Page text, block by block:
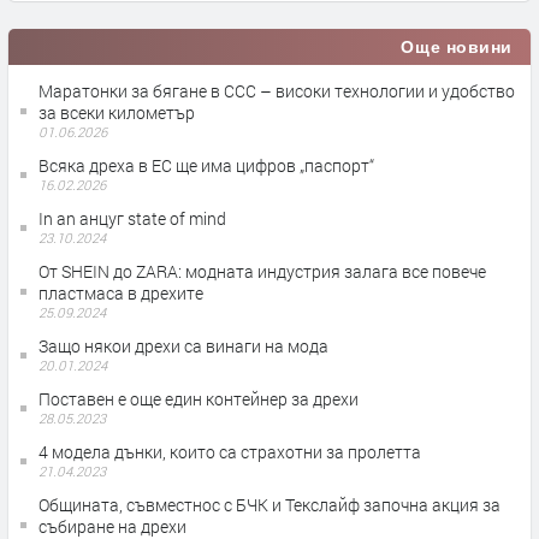
Още новини
Маратонки за бягане в CCC – високи технологии и удобство
за всеки километър
01.06.2026
Всяка дреха в ЕС ще има цифров „паспорт“
16.02.2026
In an анцуг state of mind
23.10.2024
От SHEIN до ZARA: модната индустрия залага все повече
пластмаса в дрехите
25.09.2024
Защо някои дрехи са винаги на мода
20.01.2024
Поставен е още един контейнер за дрехи
28.05.2023
4 модела дънки, които са страхотни за пролетта
21.04.2023
Общината, съвместнос с БЧК и Текслайф започна акция за
събиране на дрехи